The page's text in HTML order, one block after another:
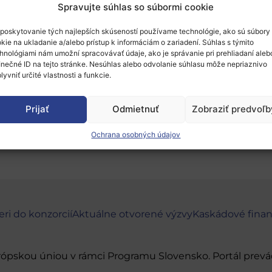
Spravujte súhlas so súbormi cookie
tých najlepších skúseností používame technológie, ako sú súbory
na ukladanie a/alebo prístup k informáciám o zariadení. Súhlas s týmito
nám umožní spracovávať údaje, ako je správanie pri prehliadaní
ID na tejto stránke. Nesúhlas alebo odvolanie súhlasu môže nepriaznivo
určité vlastnosti a funkcie.
Prijať Odmietnuť Zobraziť
Ochrana osobných údajov
partnerov na spoluprácu v
vo
do konzorciíAktuálne otvorené výzvyKaskádové
úniou v rámci Programu Slovensko. Portál